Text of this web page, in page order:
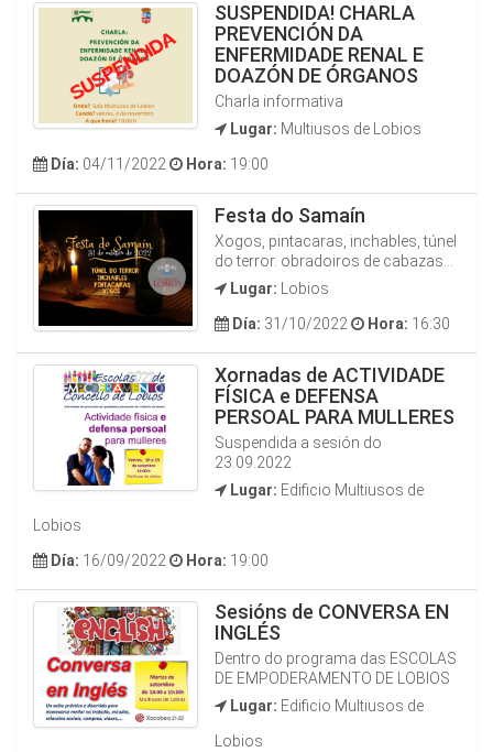
SUSPENDIDA! CHARLA
PREVENCIÓN DA
ENFERMIDADE RENAL E
DOAZÓN DE ÓRGANOS
Charla informativa
Lugar: Multiusos de Lobios
Día: 04/11/2022 Hora: 19:00
Festa do Samaín
Xogos, pintacaras, inchables, túnel
do terror. obradoiros de cabazas...
Lugar: Lobios
Día: 31/10/2022 Hora: 16:30
Xornadas de ACTIVIDADE
FÍSICA e DEFENSA
PERSOAL PARA MULLERES
Suspendida a sesión do
23.09.2022
Lugar: Edificio Multiusos de
Lobios
Día: 16/09/2022 Hora: 19:00
Sesións de CONVERSA EN
INGLÉS
Dentro do programa das ESCOLAS
DE EMPODERAMENTO DE LOBIOS
Lugar: Edificio Multiusos de
Lobios